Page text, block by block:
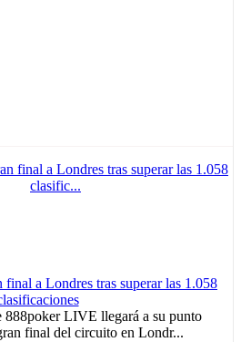
final a Londres tras superar las 1.058
clasific...
888poker LIVE llegará a su punto
final del circuito en Londr...